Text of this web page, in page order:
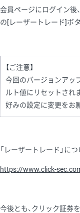
会員ページにログイン後、
の[レーザートレード]ボ
【ご注意】
今回のバージョンアッ
ルト値にリセットされ
好みの設定に変更をお
「レーザートレード」に
https://www.click-
今後とも、クリック証券